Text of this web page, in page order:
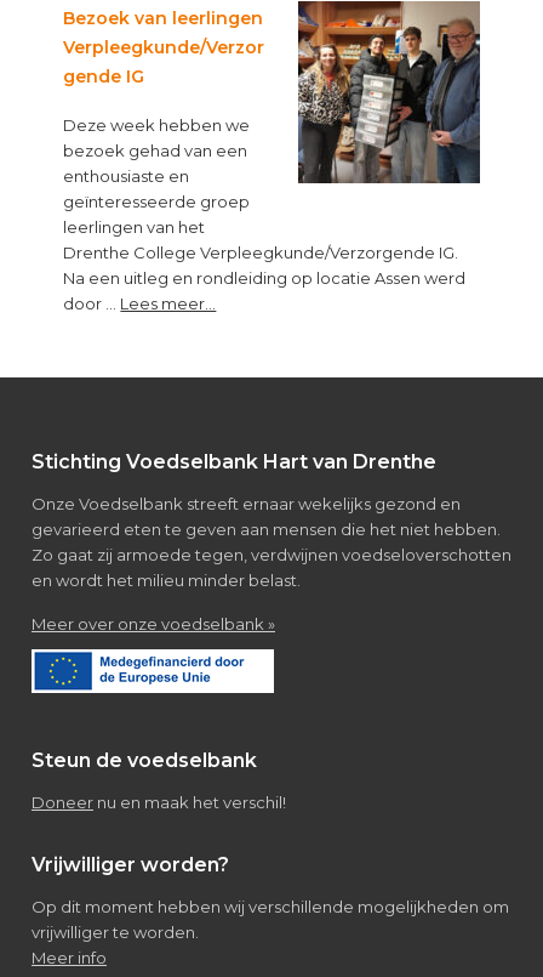
een
lege
je
niet
Bezoek van leerlingen
Verpleegkunde/Verzor
gende IG
Deze week hebben we
bezoek gehad van een
enthousiaste en
geïnteresseerde groep
leerlingen van het
Drenthe College Verpleegkunde/Verzorgende IG.
Na een uitleg en rondleiding op locatie Assen werd
door … Lees meer...
leerlingen
Footer
Stichting Voedselbank Hart van Drenthe
Onze Voedselbank streeft ernaar wekelijks gezond en
gevarieerd eten te geven aan mensen die het niet hebben.
Zo gaat zij armoede tegen, verdwijnen voedseloverschotten
en wordt het milieu minder belast.
Meer over onze voedselbank »about
Steun de voedselbank
Doneer nu en maak het verschil!
Vrijwilliger worden?
Op dit moment hebben wij verschillende mogelijkheden om
vrijwilliger te worden.
Meer info